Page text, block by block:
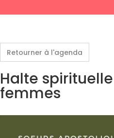
Retourner à l'agenda
Halte
femmes